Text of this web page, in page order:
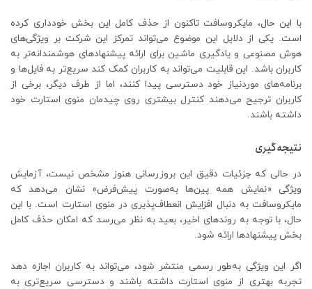
با این حال، مایکروسافت تاکنون از حذف کامل این بخش خودداری کرده
است. یکی از دلایل این موضوع می‌تواند تمرکز این شرکت بر ویژگی‌های
هوش مصنوعی و یادگیری ماشین برای ارائه پیشنهادهای هوشمندانه‌تر به
کاربران باشد. این قابلیت می‌تواند به کاربران کمک کند سریع‌تر به فایل‌ها و
برنامه‌های موردنیاز خود دسترسی پیدا کنند، اما از طرف دیگر، برخی از
کاربران ترجیح می‌دهند کنترل بیشتری روی چیدمان منوی استارت خود
داشته باشند.
نتیجه‌گیری
در حالی که جزئیات دقیق این بروزرسانی هنوز مشخص نیست، آزمایش
ویژگی «نمایش همه پین‌ها به‌صورت پیش‌فرض» نشان می‌دهد که
مایکروسافت به دنبال افزایش انعطاف‌پذیری در منوی استارت است. با این
حال، با توجه به روندهای اخیر، بعید به نظر می‌رسد که امکان حذف کامل
بخش پیشنهادها ارائه شود.
اگر این ویژگی به‌طور رسمی منتشر شود، می‌تواند به کاربران اجازه دهد
تجربه بهتری از منوی استارت داشته باشند و دسترسی سریع‌تری به